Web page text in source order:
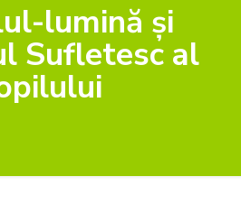
lumină și
Sufletesc al